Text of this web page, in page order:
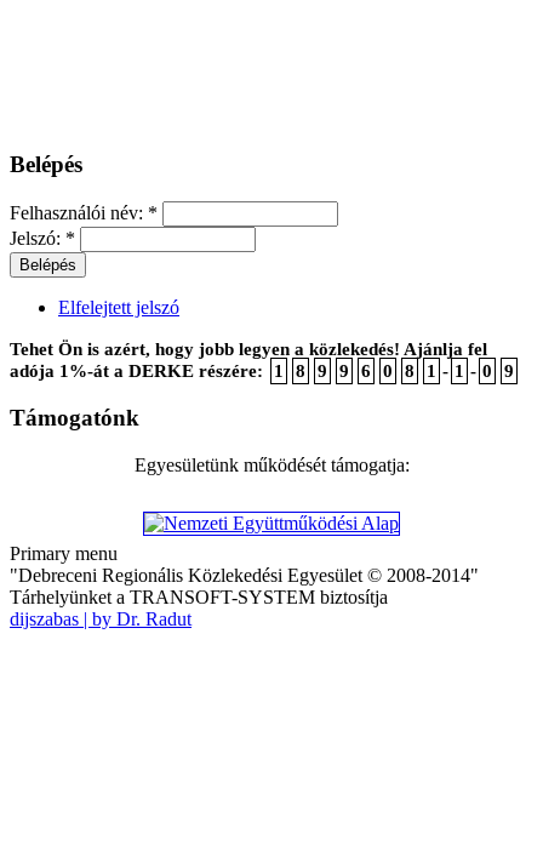
Belépés
Felhasználói név: *
Jelszó: *
Elfelejtett jelszó
Tehet Ön is azért, hogy jobb legyen a közlekedés! Ajánlja fel
adója 1%-át a DERKE részére:
1 8 9 9 6 0 8 1 - 1 - 0 9
Támogatónk
Egyesületünk működését támogatja:
Primary menu
"Debreceni Regionális Közlekedési Egyesület © 2008-2014"
Tárhelyünket a TRANSOFT-SYSTEM biztosítja
dijszabas | by Dr. Radut